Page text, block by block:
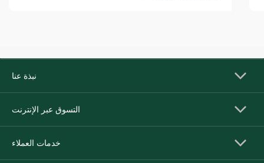
نبذة عنا
التسوق عبر الإنترنت
خدمات العملاء